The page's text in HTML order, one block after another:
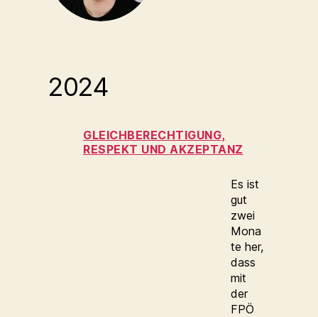
2024
GLEICHBERECHTIGUNG,
RESPEKT UND AKZEPTANZ
Es ist
gut
zwei
Mona
te her,
dass
mit
der
FPÖ